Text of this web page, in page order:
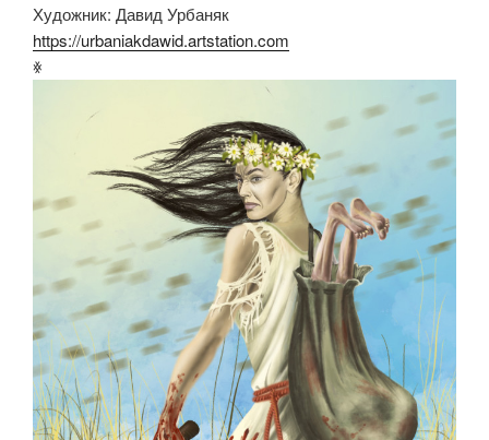
Художник: Давид Урбаняк
https://urbaniakdawid.artstation.com
ꏍ